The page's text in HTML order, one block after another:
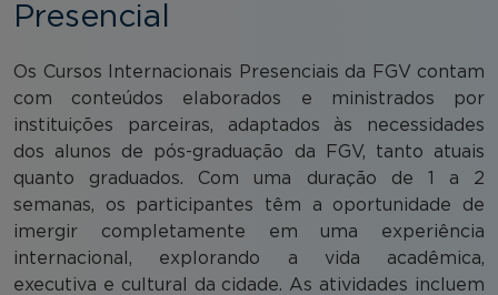
Presencial
Os Cursos Internacionais Presenciais da FGV contam
com conteúdos elaborados e ministrados por
instituições parceiras, adaptados às necessidades
dos alunos de pós-graduação da FGV, tanto atuais
quanto graduados. Com uma duração de 1 a 2
semanas, os participantes têm a oportunidade de
imergir completamente em uma experiência
internacional, explorando a vida acadêmica,
executiva e cultural da cidade. As atividades incluem